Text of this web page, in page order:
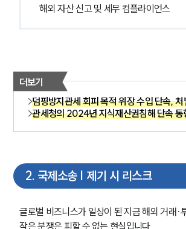
해외 자산 신고 및 세무 컴플라이언스
더보기
덤핑방지관세 회피 목적 위장 수입 단속, 처
관세청의 2024년 지식재산권침해 단속 동
2. 국제소송 | 제기 시 리스크
글로벌 비즈니스가 일상이 된 지금 해외 거래·
작은 분쟁은 피할 수 없는 현실입니다.